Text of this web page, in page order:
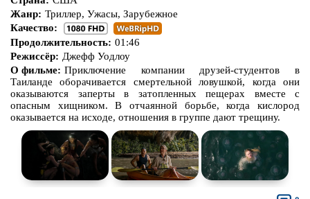
Жанр: Триллер, Ужасы, Зарубежное
Качество:
Продолжительность: 01:46
Режиссёр: Джефф Уодлоу
О фильме: Приключение компании друзей-студентов в
Таиланде оборачивается смертельной ловушкой, когда они
оказываются заперты в затопленных пещерах вместе с
опасным хищником. В отчаянной борьбе, когда кислород
оказывается на исходе, отношения в группе дают трещину.